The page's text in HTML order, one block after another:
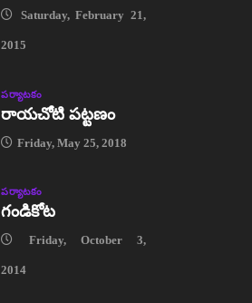
Saturday, February 21,
2015
పర్యాటకం
రాయచోటి పట్టణం
Friday, May 25, 2018
పర్యాటకం
గండికోట
Friday, October 3,
2014